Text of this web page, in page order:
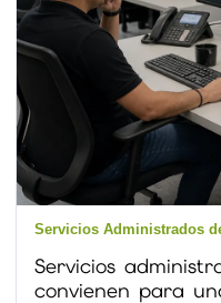
Servicios Administrados
Servicios
convienen para